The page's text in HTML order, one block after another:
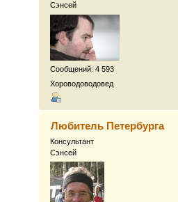
Сэнсей
Сообщений: 4 593
Хороводоводовед
Любитель Петербурга
Консультант
Сэнсей